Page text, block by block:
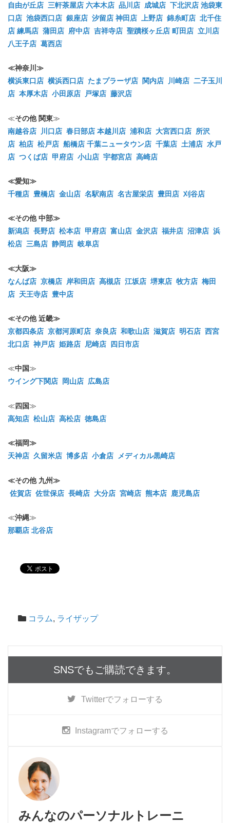
自由が丘店 三軒茶屋店 六本木店 品川店 成城店 下北沢店 池袋東
口店 池袋西口店 銀座店 汐留店 神田店 上野店 錦糸町店 北千住
店 練馬店 蒲田店 府中店 吉祥寺店 聖蹟桜ヶ丘店 町田店 立川店
八王子店 葛西店
≪神奈川≫
横浜東口店 横浜西口店 たまプラーザ店 関内店 川崎店 二子玉川
店 本厚木店 小田原店 戸塚店 藤沢店
≪その他 関東≫
南越谷店
川口店 春日部店 本越川店 浦和店 大宮西口店 所沢
店 柏店 松戸店 船橋店 千葉ニュータウン店 千葉店 土浦店 水戸
店 つくば店 甲府店 小山店 宇都宮店 高崎店
≪愛知≫
千種店 豊橋店 金山店 名駅南店 名古屋栄店 豊田店 刈谷店
≪その他 中部≫
新潟店 長野店 松本店 甲府店 富山店 金沢店 福井店 沼津店 浜
松店 三島店 静岡店 岐阜店
≪大阪≫
なんば店 京橋店 岸和田店 高槻店 江坂店 堺東店 牧方店 梅田
店 天王寺店 豊中店
≪その他 近畿≫
京都四条店 京都河原町店 奈良店 和歌山店 滋賀店 明石店 西宮
北口店 神戸店 姫路店 尼崎店 四日市店
≪中国≫
ウイング下関店
岡山店 広島店
≪四国≫
高知店 松山店 高松店 徳島店
≪福岡≫
天神店 久留米店 博多店 小倉店 メディカル黒崎店
≪その他 九州≫
佐賀店 佐世保店 長崎店 大分店 宮崎店 熊本店 鹿児島店
≪沖縄≫
那覇店 北谷店
コラム, ライザップ
SNSでもご購読できます。
Twitterでフォローする
Instagramでフォローする
みんなのパーソナルトレーニ